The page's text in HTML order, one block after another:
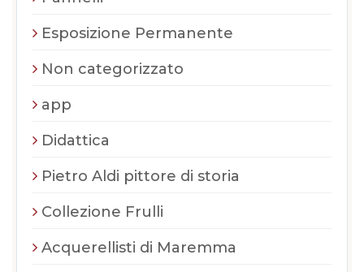
Esposizione Permanente
Non categorizzato
app
Didattica
Pietro Aldi pittore di storia
Collezione Frulli
Acquerellisti di Maremma